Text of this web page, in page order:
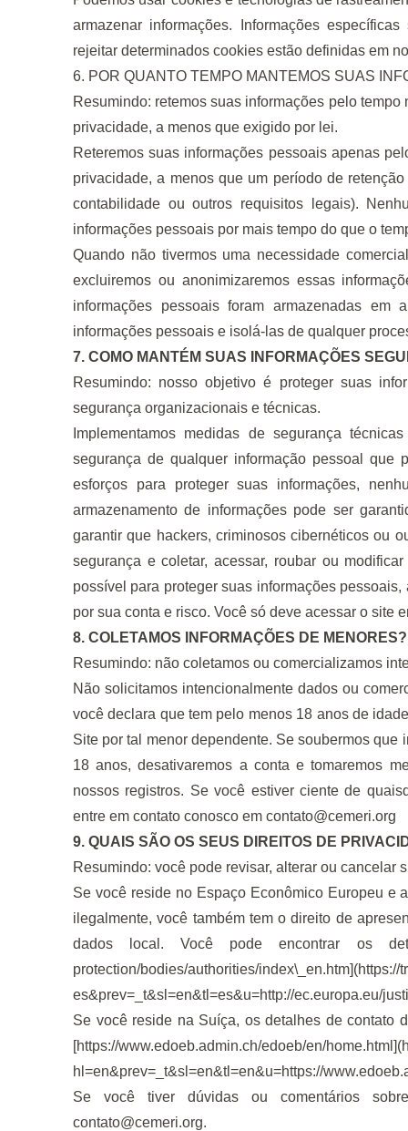
armazenar informações. Informações
rejeitar determinados cookies estão definidas em
6. POR QUANTO TEMPO MANTEMOS SUAS
Resumindo: retemos suas informações pelo
privacidade, a menos que exigido por lei.
Reteremos suas informações pessoais apenas
privacidade, a menos que um período de
contabilidade ou outros requisitos legais).
informações pessoais por mais tempo do que o
Quando não tivermos uma necessidade
excluiremos ou anonimizaremos essas
informações pessoais foram armazenadas em
informações pessoais e isolá-las de qualquer
7. COMO MANTÉM SUAS INFORMAÇÕES
Resumindo: nosso objetivo é proteger suas
segurança organizacionais e técnicas.
Implementamos medidas de segurança
segurança de qualquer informação pessoal que
esforços para proteger suas informações,
armazenamento de informações pode ser
garantir que hackers, criminosos cibernéticos ou
segurança e coletar, acessar, roubar ou
possível para proteger suas informações
por sua conta e risco. Você só deve acessar o site
8. COLETAMOS INFORMAÇÕES DE MENORES?
Resumindo: não coletamos ou comercializamos
Não solicitamos intencionalmente dados ou
você declara que tem pelo menos 18 anos de
Site por tal menor dependente. Se soubermos
18 anos, desativaremos a conta e tomaremos
nossos registros. Se você estiver ciente de
entre em contato conosco em contato@cemeri.org
9. QUAIS SÃO OS SEUS DIREITOS DE
Resumindo: você pode revisar, alterar ou cancelar
Se você reside no Espaço Econômico Europeu e
ilegalmente, você também tem o direito de
dados local. Você pode encontrar os
protection/bodies/authorities/index\_en.htm](https://
es&prev=_t&sl=en&tl=es&u=http://ec.europa.eu/
Se você reside na Suíça, os detalhes de contato
[https://www.edoeb.admin.ch/edoeb/en/home.html](
hl=en&prev=_t&sl=en&tl=en&u=https://
Se você tiver dúvidas ou comentários
contato@cemeri.org.